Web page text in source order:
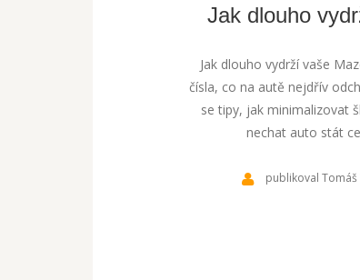
Jak dlouho
Jak dlouho vydrží vaše
čísla, co na autě nejdřív
se tipy, jak minimalizovat
nechat auto stát
publikoval Tomáš